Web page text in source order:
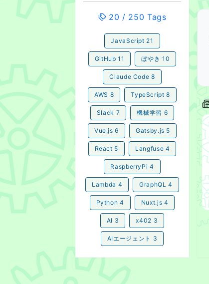
20 / 250 Tags
JavaScript 21
GitHub 11 ぼやき 10
Claude Code 8
AWS 8 TypeScript 8
Slack 7 機械学習 6
Vue.js 6 Gatsby.js 5
React 5 Langfuse 4
RaspberryPi 4
Lambda 4 GraphQL 4
Python 4 Nuxt.js 4
AI 3 x402 3
AIエージェント 3